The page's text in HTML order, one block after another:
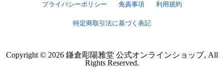
プライバシーポリシー 免責事項 利用規約
特定商取引法に基づく表記
Copyright © 2026 鎌倉彫陽雅堂 公式オンラインショップ, All
Rights Reserved.